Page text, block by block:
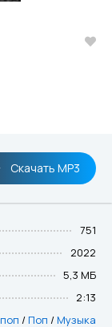
Скачать MP3
751
2022
5,3 МБ
2:13
/ Поп / Музыка